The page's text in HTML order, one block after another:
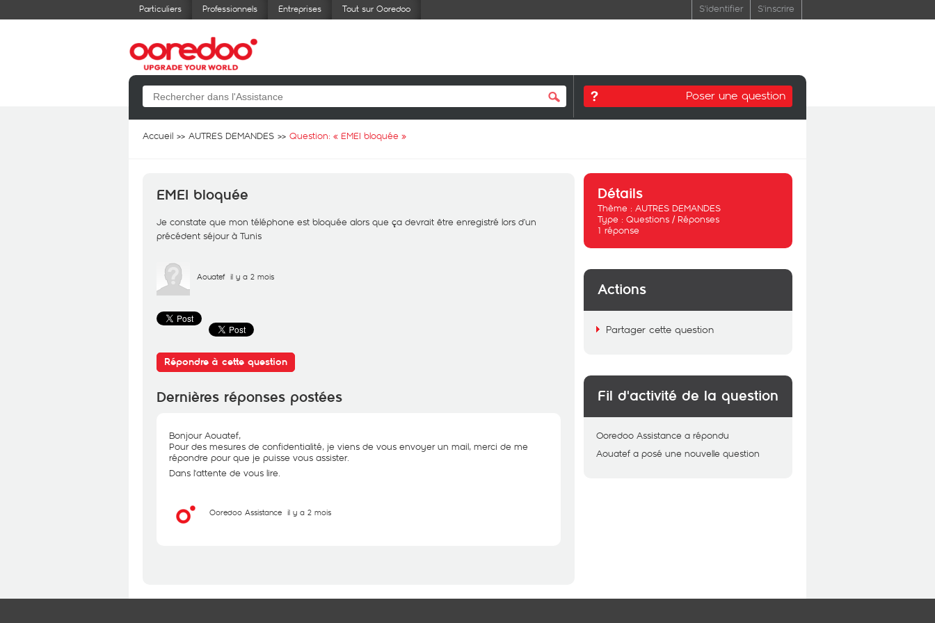
Particuliers Professionnels Entreprises Tout sur Ooredoo S'identifier S'inscrire
Poser une question
Accueil AUTRES DEMANDES Question: « EMEI bloquée »
EMEI bloquée
Je constate que mon téléphone est bloquée alors que ça devrait être enregistré lors d’un
précédent séjour à Tunis
Aouatef il y a 2 mois
Répondre à cette question
Dernières réponses postées
Bonjour Aouatef,
Pour des mesures de confidentialité, je viens de vous envoyer un mail, merci de me
répondre pour que je puisse vous assister.
Dans l'attente de vous lire.
Ooredoo Assistance il y a 2 mois
Détails
Thème : AUTRES DEMANDES
Type : Questions / Réponses
1 réponse
Actions
Partager cette question
Fil d'activité de la question
Ooredoo Assistance a répondu
Aouatef a posé une nouvelle question